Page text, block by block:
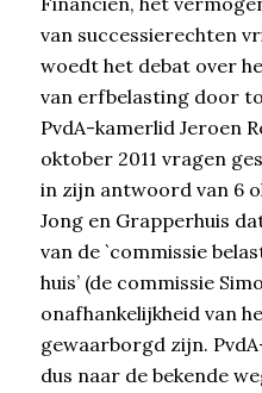
van successierechten
woedt het debat over
van erfbelasting door
PvdA-kamerlid Jeroen
oktober 2011 vragen
in zijn antwoord van 6
Jong en Grapperhuis
van de `commissie
huis’ (de commissie
onafhankelijkheid van
gewaarborgd zijn.
dus naar de bekende